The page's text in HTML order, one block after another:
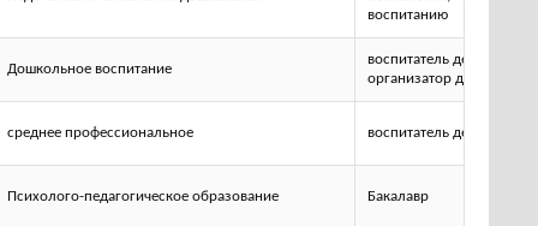
воспитанию
Дошкольное воспитание
воспитатель детей
организатор
среднее профессиональное воспитатель детей
Психолого-педагогическое образование Бакалавр